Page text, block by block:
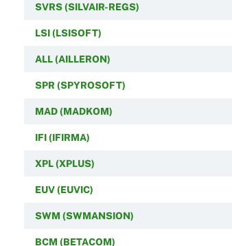
SVRS (SILVAIR-REGS)
LSI (LSISOFT)
ALL (AILLERON)
SPR (SPYROSOFT)
MAD (MADKOM)
IFI (IFIRMA)
XPL (XPLUS)
EUV (EUVIC)
SWM (SWMANSION)
BCM (BETACOM)